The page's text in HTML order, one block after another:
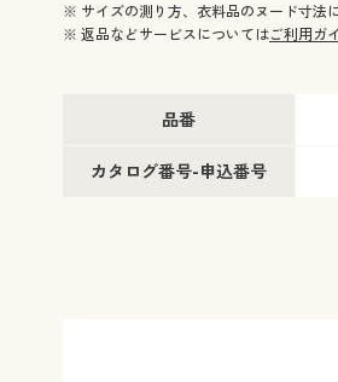
※ サイズの測り方、衣料品のヌード寸法
※ 返品などサービスについてはご利用ガ
品番
カタログ番号-申込番号